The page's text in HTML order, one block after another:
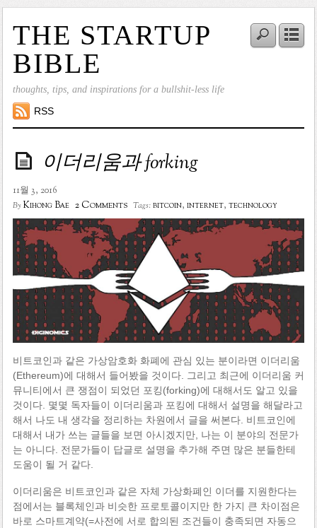
THE STARTUP
BIBLE
thoughts, tips, and inspirations for a bullshit-less life
RSS
이더리움과 forking
11월 3, 2016
ByKihong Bae 2 Comments Tags:bitcoin, internet, technology
비트코인과 같은 가상암호화 화폐에 관심 있는 분이라면 이더리움
(Ethereum)에 대해서 들어봤을 것이다. 그리고 최근에 이더리움 커
뮤니티에서 큰 쟁점이 되었던 포킹(forking)에 대해서도 알고 있을
것이다. 몇몇 독자들이 이더리움과 포킹에 대해서 설명을 해달라고
해서 나도 내 생각을 정리하는 차원에서 글을 써본다. 비트코인에
대해서 내가 쓰는 글들을 보면 아시겠지만, 나는 이 분야의 전문가
는 아니다. 전문가들이 답글로 설명을 추가해 주면 많은 분들한테
도움이 될 거 같다.
이더리움은 비트코인과 같은 자체 가상화폐인 이더를 지원한다는
점에서는 블록체인과 비슷한 프로토콜이지만 한 가지 큰 차이점은
바로 스마트계약(=사전에 서로 합의된 조건들이 충족되면 자동으